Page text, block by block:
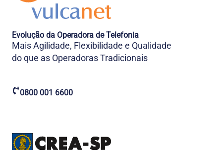
Evolução da Operadora de Telefonia
Mais Agilidade, Flexibilidade e Qualidade
do que as Operadoras Tradicionais
0800 001 6600